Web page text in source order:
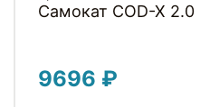
Самокат COD-X 2.0
9696 ₽